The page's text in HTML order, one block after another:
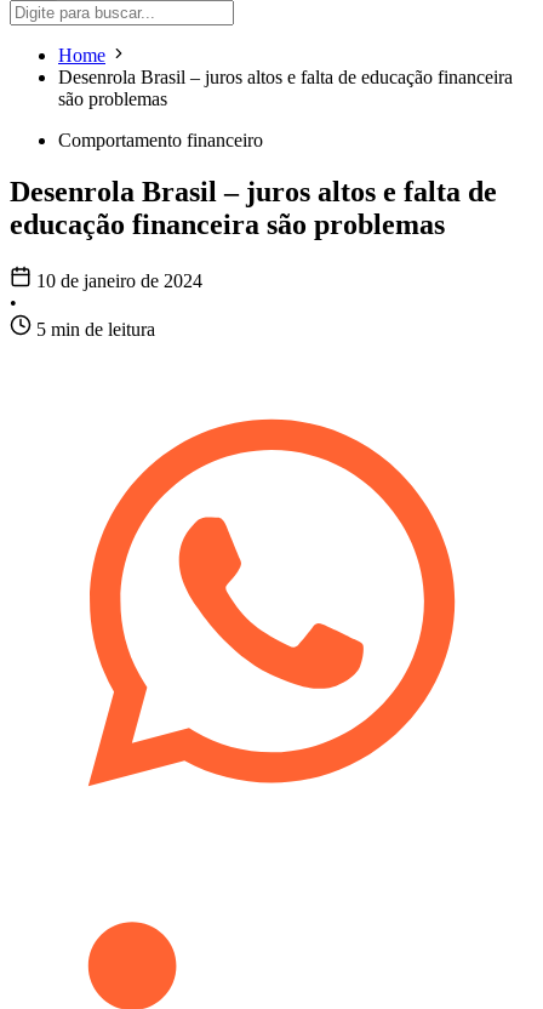
Home
Desenrola Brasil – juros altos e falta de educação financeira
são problemas
Comportamento financeiro
Desenrola Brasil – juros altos e falta de
educação financeira são problemas
10 de janeiro de 2024
•
5 min de leitura